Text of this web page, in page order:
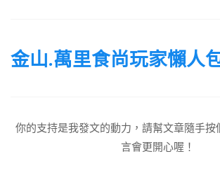
金山.萬里食尚玩家懶人
你的支持是我發文的動力，請幫文章隨手按
言會更開心喔！